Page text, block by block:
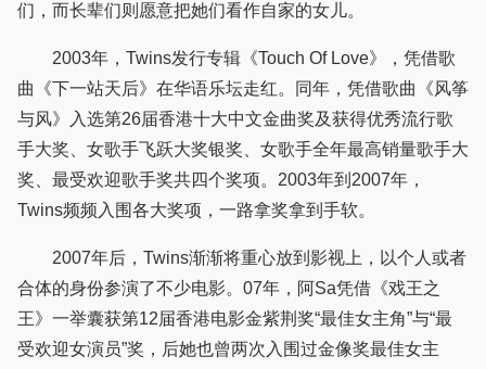
们，而长辈们则愿意把她们看作自家的女儿。
2003年，Twins发行专辑《Touch Of Love》，凭借歌
曲《下一站天后》在华语乐坛走红。同年，凭借歌曲《风筝
与风》入选第26届香港十大中文金曲奖及获得优秀流行歌
手大奖、女歌手飞跃大奖银奖、女歌手全年最高销量歌手大
奖、最受欢迎歌手奖共四个奖项。2003年到2007年，
Twins频频入围各大奖项，一路拿奖拿到手软。
2007年后，Twins渐渐将重心放到影视上，以个人或者
合体的身份参演了不少电影。07年，阿Sa凭借《戏王之
王》一举囊获第12届香港电影金紫荆奖“最佳女主角”与“最
受欢迎女演员”奖，后她也曾两次入围过金像奖最佳女主